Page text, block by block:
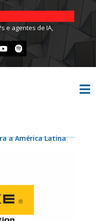
e agentes de IA,

a América Latina